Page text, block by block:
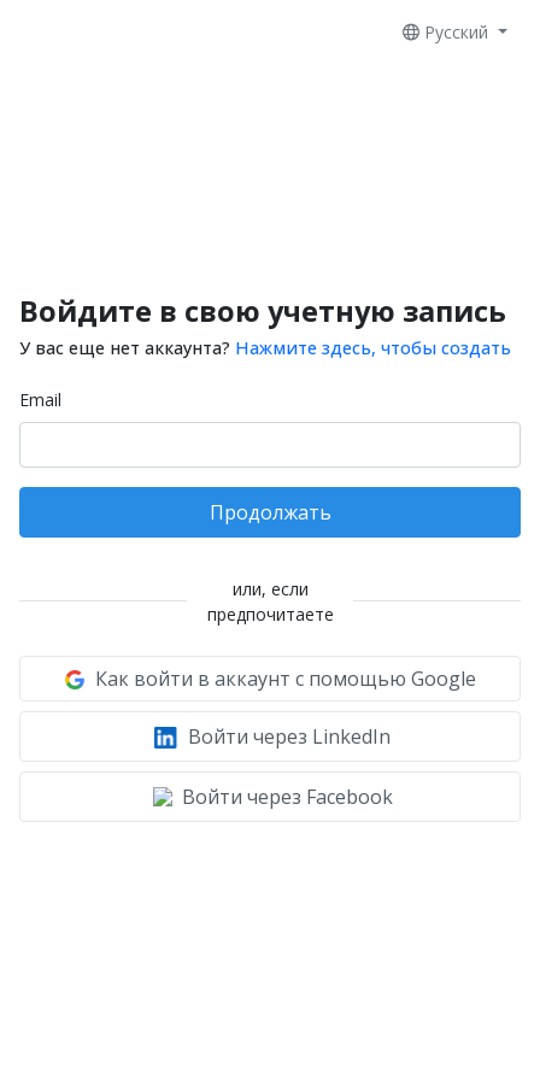
Русский
Войдите в свою учетную запись
У вас еще нет аккаунта? Нажмите здесь, чтобы создать
Email
Продолжать
или, если
предпочитаете
Как войти в аккаунт с помощью Google
Войти через LinkedIn
Войти через Facebook